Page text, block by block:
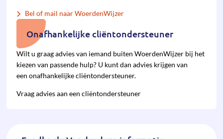
Bel of mail naar WoerdenWijzer
Onafhankelijke cliëntondersteuner
Wilt u graag advies van iemand buiten WoerdenWijzer bij het
kiezen van pas­sende hulp? U kunt dan advies krijgen van
een onafhan­kelijke cliënt­onder­steuner.
Vraag advies aan een cliëntondersteuner